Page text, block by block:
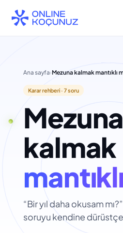
geç
Ana sayfa›Mezuna kalmak mantıklı
Karar rehberi · 7 soru
Mezuna
kalmak
“Bir yıl daha okusam
soruyu kendine